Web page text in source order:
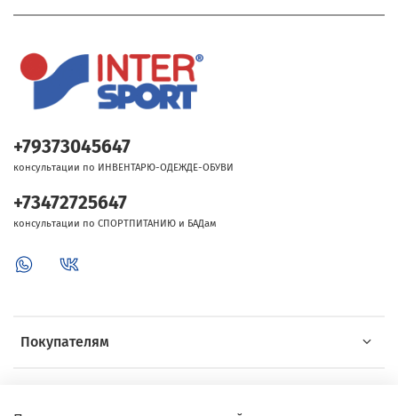
Покупателям
+79373045647
консультации по ИНВЕНТАРЮ-ОДЕЖДЕ-ОБУВИ
+73472725647
консультации по СПОРТПИТАНИЮ и БАДам